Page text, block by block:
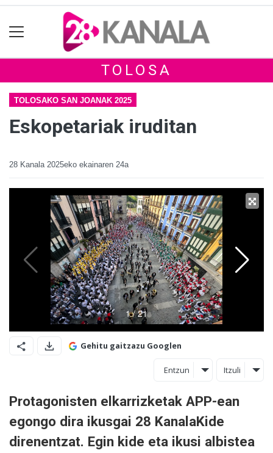
TOLOSA
TOLOSAKO SAN JOANAK 2025
Eskopetariak iruditan
28 Kanala 2025eko ekainaren 24a
Gehitu gaitzazu Googlen
Entzun Itzuli
Protagonisten elkarrizketak APP-ean
egongo dira ikusgai 28 KanalaKide
direnentzat. Egin kide eta ikusi albistea